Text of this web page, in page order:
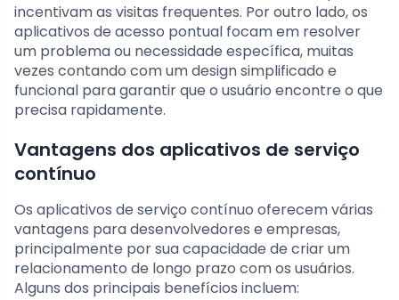
incentivam as visitas frequentes. Por outro lado, os
aplicativos de acesso pontual focam em resolver
um problema ou necessidade específica, muitas
vezes contando com um design simplificado e
funcional para garantir que o usuário encontre o que
precisa rapidamente.
Vantagens dos aplicativos de serviço
contínuo
Os aplicativos de serviço contínuo oferecem várias
vantagens para desenvolvedores e empresas,
principalmente por sua capacidade de criar um
relacionamento de longo prazo com os usuários.
Alguns dos principais benefícios incluem: